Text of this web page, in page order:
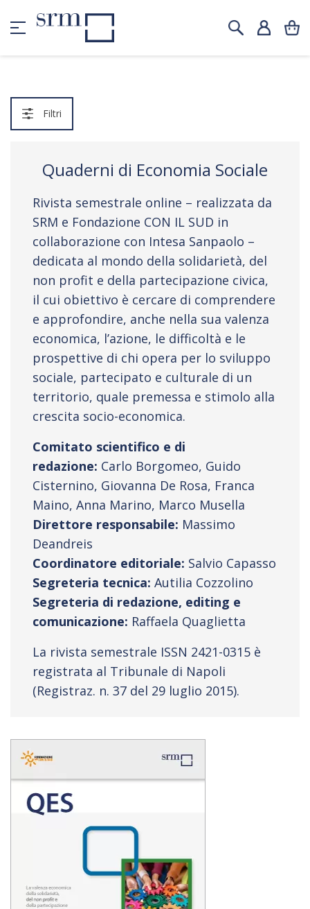
Filtri
Quaderni di Economia Sociale
Rivista semestrale online – realizzata da
SRM e Fondazione CON IL SUD in
collaborazione con Intesa Sanpaolo –
dedicata al mondo della solidarietà, del
non profit e della partecipazione civica,
il cui obiettivo è cercare di comprendere
e approfondire, anche nella sua valenza
economica, l’azione, le difficoltà e le
prospettive di chi opera per lo sviluppo
sociale, partecipato e culturale di un
territorio, quale premessa e stimolo alla
crescita socio-economica.
Comitato scientifico e di
redazione: Carlo Borgomeo, Guido
Cisternino, Giovanna De Rosa, Franca
Maino, Anna Marino, Marco Musella
Direttore responsabile: Massimo
Deandreis
Coordinatore editoriale: Salvio Capasso
Segreteria tecnica: Autilia Cozzolino
Segreteria di redazione, editing e
comunicazione: Raffaela Quaglietta
La rivista semestrale ISSN 2421-0315 è
registrata al Tribunale di Napoli
(Registraz. n. 37 del 29 luglio 2015).